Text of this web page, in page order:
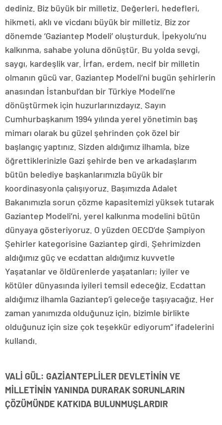
dediniz. Biz büyük bir milletiz. Değerleri, hedefleri,
hikmeti, aklı ve vicdanı büyük bir milletiz. Biz zor
dönemde ‘Gaziantep Modeli’ oluşturduk. İpekyolu’nu
kalkınma, sahabe yoluna dönüştür. Bu yolda sevgi,
saygı, kardeşlik var. İrfan, erdem, necif bir milletin
olmanın gücü var. Gaziantep Modeli’ni bugün şehirlerin
anasından İstanbul’dan bir Türkiye Modeli’ne
dönüştürmek için huzurlarınızdayız. Sayın
Cumhurbaşkanım 1994 yılında yerel yönetimin baş
mimarı olarak bu güzel şehrinden çok özel bir
başlangıç yaptınız. Sizden aldığımız ilhamla, bize
öğrettiklerinizle Gazi şehirde ben ve arkadaşlarım
bütün belediye başkanlarımızla büyük bir
koordinasyonla çalışıyoruz. Başımızda Adalet
Bakanımızla sorun çözme kapasitemizi yüksek tutarak
Gaziantep Modeli’ni, yerel kalkınma modelini bütün
dünyaya gösteriyoruz. O yüzden OECD’de Şampiyon
Şehirler kategorisine Gaziantep girdi. Şehrimizden
aldığımız güç ve ecdattan aldığımız kuvvetle
Yaşatanlar ve öldürenlerde yaşatanları; iyiler ve
kötüler dünyasında iyileri temsil edeceğiz. Ecdattan
aldığımız ilhamla Gaziantep’i geleceğe taşıyacağız. Her
zaman yanımızda olduğunuz için, bizimle birlikte
olduğunuz için size çok teşekkür ediyorum” ifadelerini
kullandı.
VALİ GÜL: GAZİANTEPLİLER DEVLETİNİN VE
MİLLETİNİN YANINDA DURARAK SORUNLARIN
ÇÖZÜMÜNDE KATKIDA BULUNMUŞLARDIR